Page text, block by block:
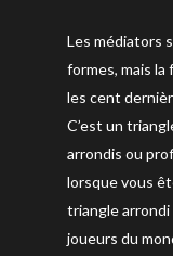
Les médiators
formes, mais
les cent
C’est un
arrondis ou
lorsque vous
triangle
joueurs du